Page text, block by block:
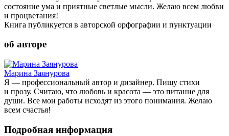
состояние ума и приятные светлые мысли. Желаю всем любви
и процветания!
Книга публикуется в авторской орфографии и пунктуации
об авторе
Марина Заянурова
Я — профессиональный автор и дизайнер. Пишу стихи
и прозу. Считаю, что любовь и красота — это питание для
души. Все мои работы исходят из этого понимания. Желаю
всем счастья!
Подробная информация